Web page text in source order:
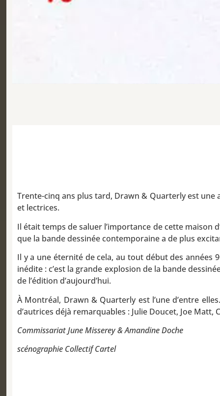
Trente-cinq ans plus tard, Drawn & Quarterly est
et lectrices.
Il était temps de saluer l’impor­tance de cette
que la bande dessinée contemporaine a de plus
Il y a une éternité de cela, au tout début des années
inédite : c’est la grande explosion de la bande
de l’édition d’aujourd’hui.
À Montréal, Drawn & Quarterly est l’une d’entre
d’autrices déjà remarquables : Julie Doucet, Joe
Commissariat June Misserey & Amandine Doche
scénographie Collectif Cartel